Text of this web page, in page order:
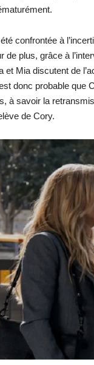
confrontée à
de plus, grâce à
et Mia discutent de
donc probable que
à savoir la
de Cory.